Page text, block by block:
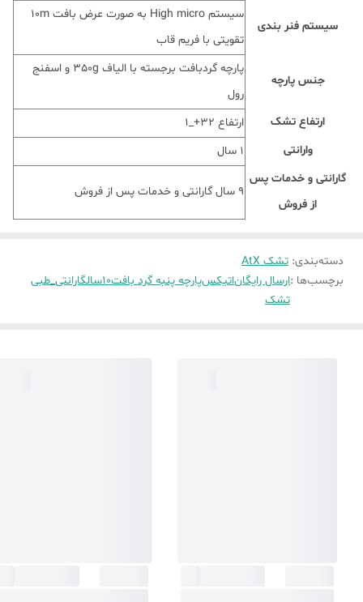
سیستم فنر بندی
سیستم High micro به صورت عرض بافت 10m
تقویتی با فریم قاب
جنس پارچه
پارچه گردبافت برجسته با الیاف 350g و اسفنج
رول
ارتفاع تشک
ارتفاع ۳۲+_۱
وارانتی
1 سال
گارانتی و خدمات پس
از فروش
9 سال گارانتی و خدمات پس از فروش
دسته‌بندی: تشک AtX
برچسب‌ها :ارسال رایگاناتیکسپارچه پنبه گرد بافت10سالگارانتی_طبی
تشک